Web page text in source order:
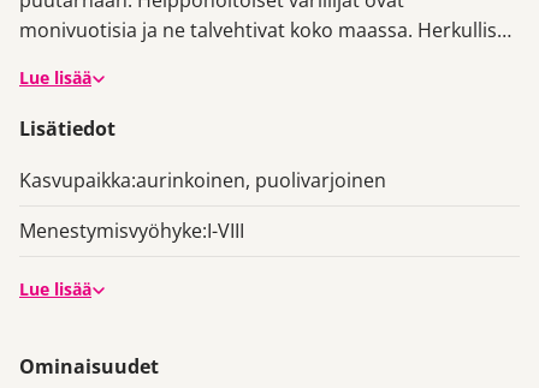
monivuotisia ja ne talvehtivat koko maassa. Herkullisen
kirkkaanoranssilla kukinnallaan. Upean näköinen
tummakukkaisten liljojen tai
Lue lisää
Lisätiedot
Kasvupaikka:aurinkoinen, puolivarjoinen
Menestymisvyöhyke:I-VIII
Lue lisää
Ominaisuudet